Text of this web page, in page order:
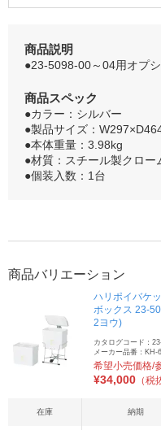
商品説明
●23-5098-00～04用オプシ
商品スペック
●カラー：シルバー
●製品サイズ：
●本体重量：3.98kg
●材質：スチール製クロー
●個装入数：1台
商品バリエーション
ハリポイバケ
ボックス 23-
2ヨウ)
カタログコード：
メーカー品番：KH-
希望小売価格/
¥34,000 （税
在庫 納期